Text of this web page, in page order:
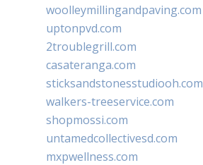
woolleymillingandpaving.com
uptonpvd.com
2troublegrill.com
casateranga.com
sticksandstonesstudiooh.com
walkers-treeservice.com
shopmossi.com
untamedcollectivesd.com
mxpwellness.com